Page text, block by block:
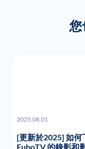
您
2025.08.01
[更新於2025] 如何
FuboTV 的錄影和